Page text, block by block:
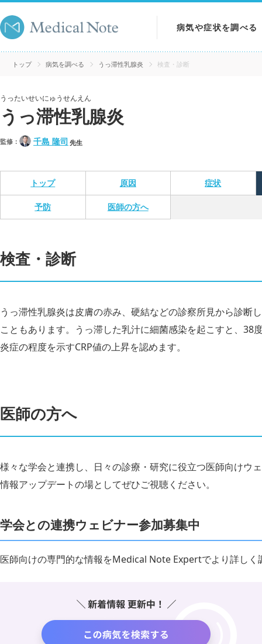
病気や症状を調べる
病気を調べる
トップ 病気を調べる うっ滞性乳腺炎 検査・診断
うったいせいにゅうせんえん
うっ滞性乳腺炎
監修： 千島 隆司 先生
トップ 原因 症状
予防 医師の方へ
検査・診断
うっ滞性乳腺炎は皮膚の赤み、硬結などの診察所見から診断
こともあります。うっ滞した乳汁に細菌感染を起こすと、38
炎症の程度を示すCRP値の上昇を認めます。
医師の方へ
様々な学会と連携し、日々の診療・研究に役立つ医師向けウ
情報アップデートの場としてぜひご視聴ください。
学会との連携ウェビナー参加募集中
医師向けの専門的な情報をMedical Note Expertでより詳しく